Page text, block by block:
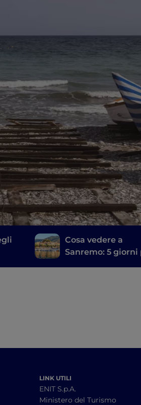
Cosa vedere a
Sanremo: 5 giorni
LINK UTILI
ENIT S.p.A.
Ministero del Turismo